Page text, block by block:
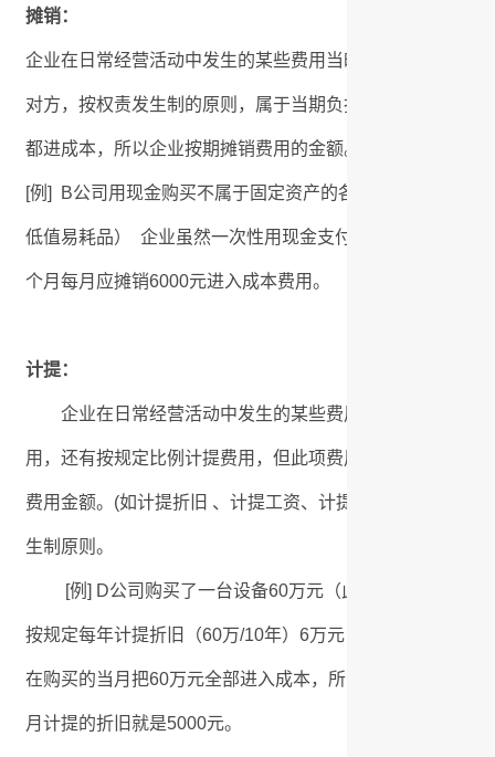
摊销：
企业在日常经营活动中发生的某些费用当时就已支付，但
对方，按权责发生制的原则，属于当期负担的费用应该计
都进成本，所以企业按期摊销费用的金额。（如低值易耗品
[例] B公司用现金购买不属于固定资产的各种家俱（如桌、
低值易耗品） 企业虽然一次性用现金支付全部货款6万元
个月每月应摊销6000元进入成本费用。
计提：
企业在日常经营活动中发生的某些费用当时就已支付或
用，还有按规定比例计提费用，但此项费用属于当月负担
费用金额。(如计提折旧 、计提工资、计提上交税金、计提
生制原则。
[例] D公司购买了一台设备60万元（此项属于固定资产
按规定每年计提折旧（60万/10年）6万元，虽然一次性支
在购买的当月把60万元全部进入成本，所以要按10年的使
月计提的折旧就是5000元。